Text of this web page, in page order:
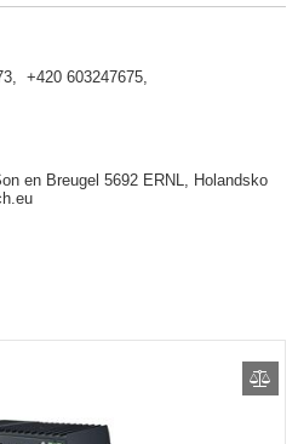
+420 603247675,
en Breugel 5692 ERNL, Holandsko